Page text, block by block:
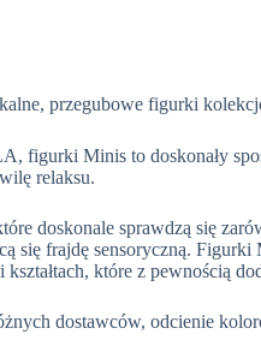
przegubowe figurki
figurki Minis to doskonały
relaksu.
doskonale sprawdzą się
się frajdę sensoryczną.
które z pewnością
dostawców, odcienie